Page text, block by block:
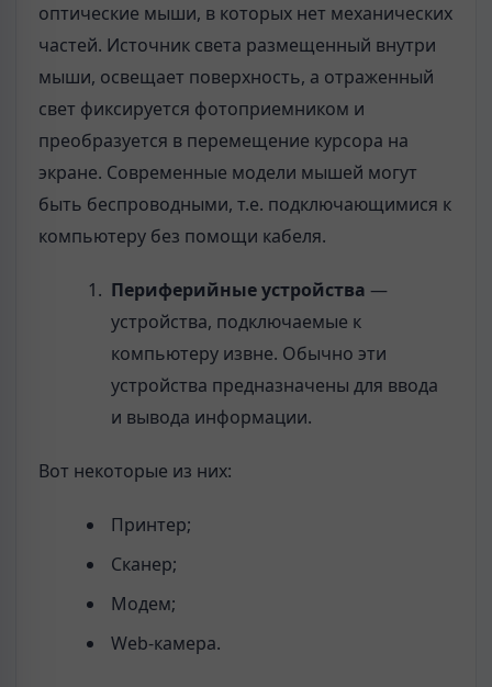
оптические мыши, в которых нет механических
частей. Источник света размещенный внутри
мыши, освещает поверхность, а отраженный
свет фиксируется фотоприемником и
преобразуется в перемещение курсора на
экране. Современные модели мышей могут
быть беспроводными, т.е. подключающимися к
компьютеру без помощи кабеля.
Периферийные устройства —
устройства, подключаемые к
компьютеру извне. Обычно эти
устройства предназначены для ввода
и вывода информации.
Вот некоторые из них:
Принтер;
Сканер;
Модем;
Web-камера.